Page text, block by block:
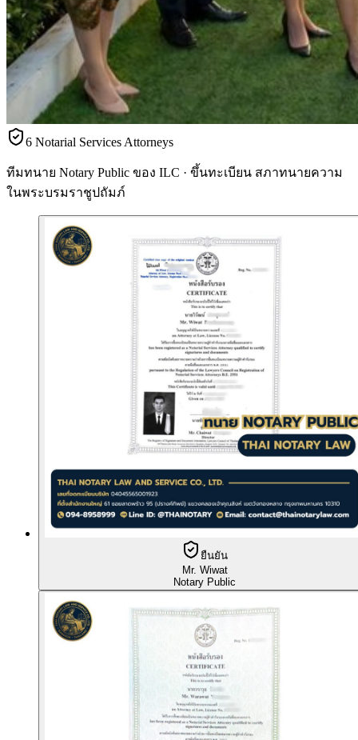
6 Notarial Services Attorneys
ทีมทนาย Notary Public ของ ILC · ขึ้นทะเบียน สภาทนายความ
ในพระบรมราชูปถัมภ์
ยืนยัน
Mr. Wiwat
Notary Public